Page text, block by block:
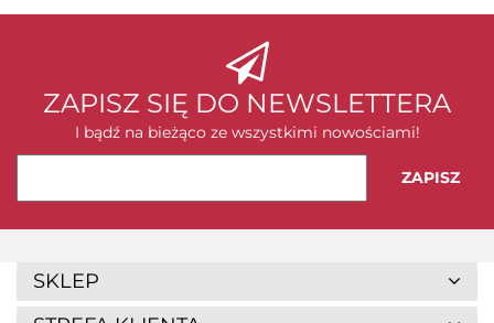
ZAPISZ SIĘ DO NEWSLETTERA
I bądź na bieżąco ze wszystkimi nowościami!
SKLEP